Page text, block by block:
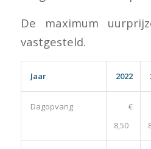
De maximum
vastgesteld.
Jaar 2022
Dagopvang
€
8,50